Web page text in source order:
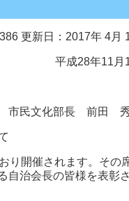
更新日：2017年 4月
平成28年11月
市民文化部長 前田
り開催されます。その
自治会長の皆様を表彰